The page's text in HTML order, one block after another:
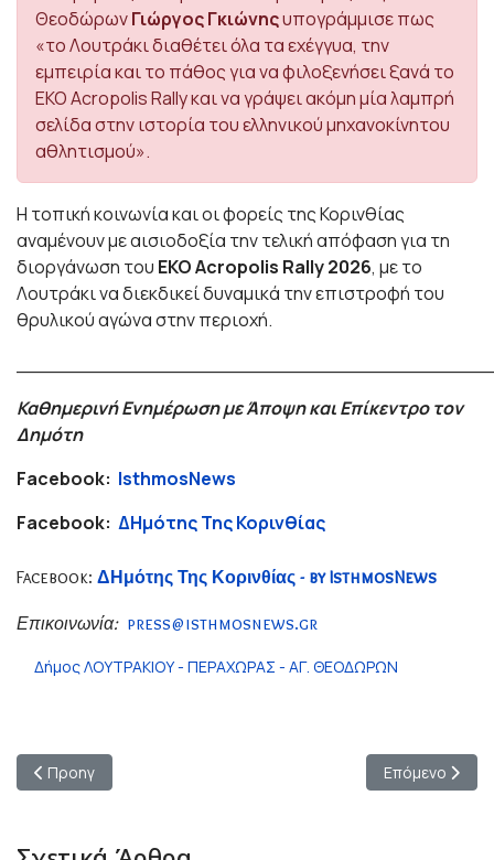
ΘεοδώρωνΓιώργος Γκιώνηςυπογράμμισε πως
«το Λουτράκι διαθέτει όλα τα εχέγγυα, την
εμπειρία και το πάθος για να φιλοξενήσει ξανά το
EKO Acropolis Rally και να γράψει ακόμη μία λαμπρή
σελίδα στην ιστορία του ελληνικού μηχανοκίνητου
αθλητισμού».
Η τοπική κοινωνία και οι φορείς της Κορινθίας
αναμένουν με αισιοδοξία την τελική απόφαση για τη
διοργάνωση του EKO Acropolis Rally 2026, με το
Λουτράκι να διεκδικεί δυναμικά την επιστροφή του
θρυλικού αγώνα στην περιοχή.
Καθημερινή Ενημέρωση με Άποψη και Επίκεντρο τον
Δημότη
Facebook: IsthmosNews
Facebook: ΔΗμότης Της Κορινθίας
Facebook: ΔΗμότης Της Κορινθίας - by IsthmosNews
Επικοινωνία: press@isthmosnews.gr
Δήμος ΛΟΥΤΡΑΚΙΟΥ - ΠΕΡΑΧΩΡΑΣ - ΑΓ. ΘΕΟΔΩΡΩΝ
Προηγούμενο άρθρο: 27 Δημοτικά σχολεία στην Κορινθία
Προηγ Επόμενο
Επόμενο